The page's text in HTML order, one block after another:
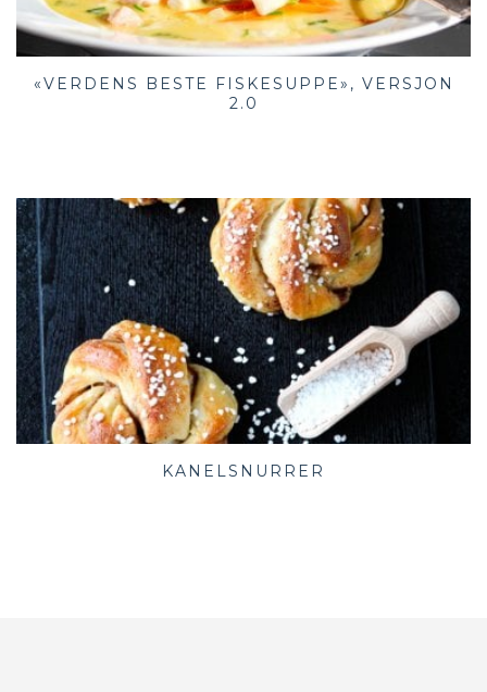
«VERDENS BESTE FISKESUPPE», VERSJON
2.0
KANELSNURRER